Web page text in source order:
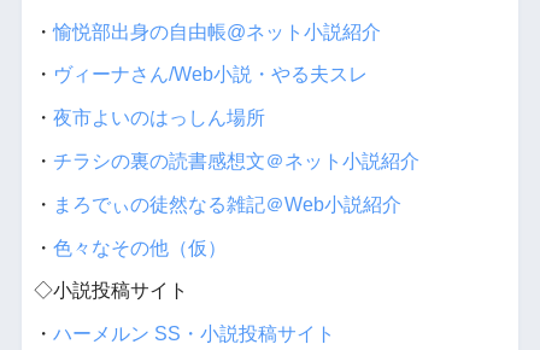
・愉悦部出身の自由帳@ネット小説紹介
・ ヴィーナさん/Web小説・やる夫スレ
・ 夜市よいのはっしん場所
・ チラシの裏の読書感想文＠ネット小説紹介
・ まろでぃの徒然なる雑記＠Web小説紹介
・ 色々なその他（仮）
◇小説投稿サイト
・ ハーメルン SS・小説投稿サイト